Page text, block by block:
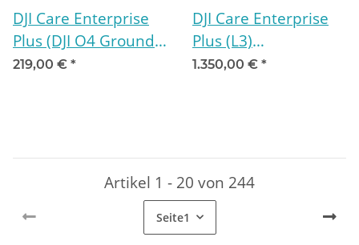
DJI Care Enterprise
Plus (DJI O4 Ground
Station)
219,00 € *
DJI Care Enterprise
Plus (L3)
Aktivierungscode für
1.350,00 € *
Artikel 1 - 20 von 244
Seite1